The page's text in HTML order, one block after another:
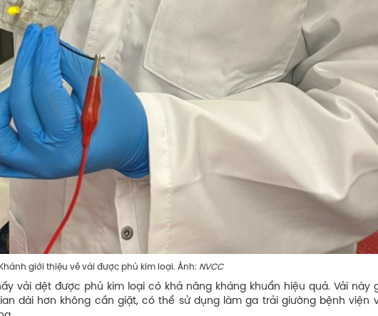
về vải được phủ kim loại. Ảnh: NVCC
vải dệt được phủ kim loại có khả năng kháng khuẩn hiệu quả. Vải này
dài hơn không cần giặt, có thể sử dụng làm ga trải giường bệnh viện